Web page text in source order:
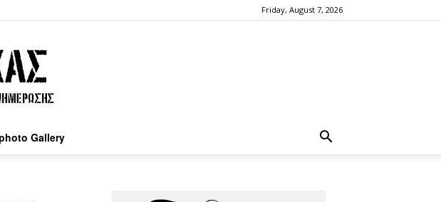
Friday, August 7, 2026
Gallery